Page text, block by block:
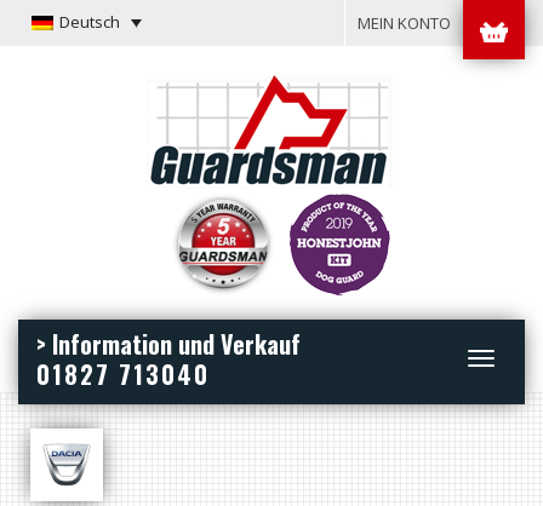
Deutsch MEIN KONTO
Toggle
> Information und Verkauf
01827 713040